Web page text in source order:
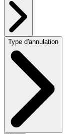
Type d'annulation